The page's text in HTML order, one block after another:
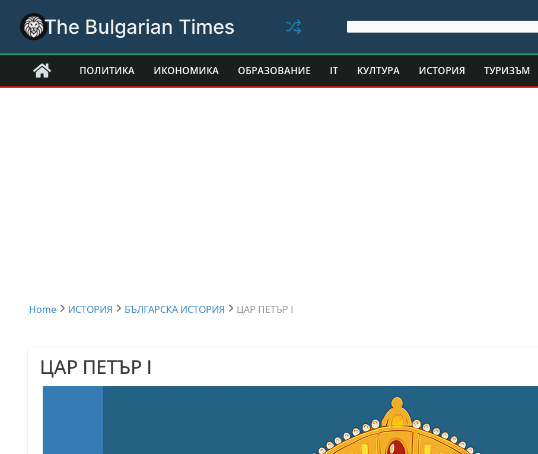
content
The Bulgarian Times
ПОЛИТИКА ИКОНОМИКА ОБРАЗОВАНИЕ IT КУЛТУРА ИСТОРИЯ ТУРИЗЪМ
Home ИСТОРИЯ БЪЛГАРСКА ИСТОРИЯ ЦАР ПЕТЪР I
ЦАР ПЕТЪР I